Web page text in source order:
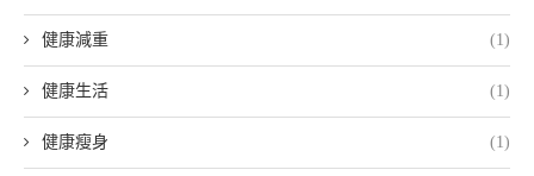
健康減重 (1)
健康生活 (1)
健康瘦身 (1)